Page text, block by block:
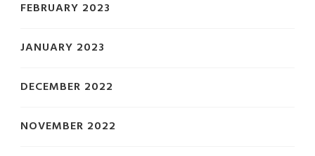
FEBRUARY 2023
JANUARY 2023
DECEMBER 2022
NOVEMBER 2022